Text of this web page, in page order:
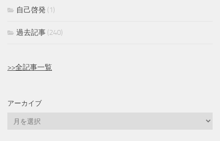
自己啓発 (1)
過去記事 (240)
>>全記事一覧
アーカイブ